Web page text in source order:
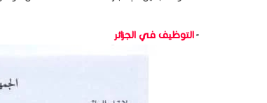
-التوظيف في الجزائر